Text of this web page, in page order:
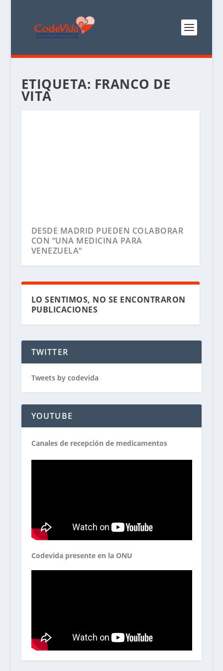
ETIQUETA: FRANCO DE
VITA
DESDE MADRID PUEDEN COLABORAR
CON “UNA MEDICINA PARA
VENEZUELA“
MEDICAMENTOS DESDE ESPAÑA
LO SENTIMOS, NO SE ENCONTRARON
PUBLICACIONES
TWITTER
Tweets by codevida
YOUTUBE
Canales de recepción de medicamentos
Codevida presente en la ONU